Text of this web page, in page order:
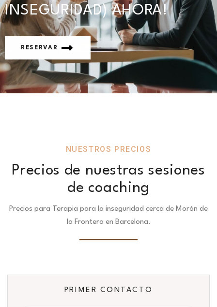
INSEGURIDAD) AHORA!
RESERVAR
NUESTROS PRECIOS
Precios de nuestras sesiones
de coaching
Precios para Terapia para la inseguridad cerca de Morón de
la Frontera en Barcelona.
PRIMER CONTACTO